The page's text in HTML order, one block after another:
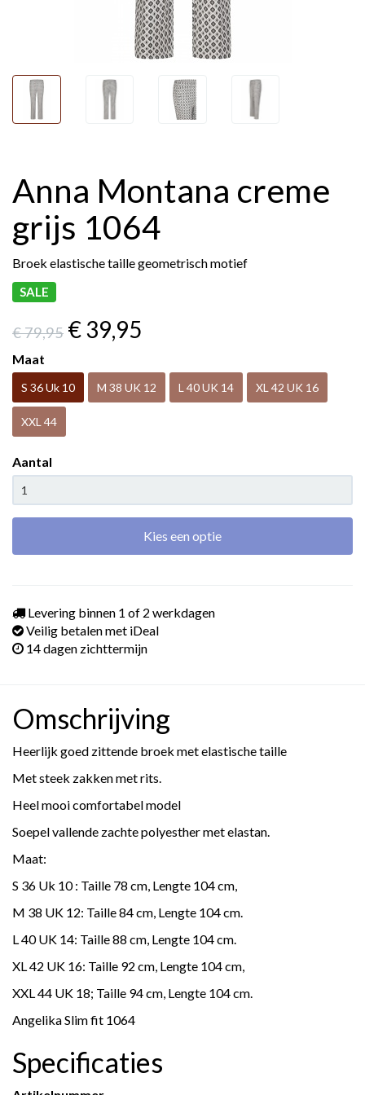
Anna Montana creme
grijs 1064
Broek elastische taille geometrisch motief
SALE
€ 79,95 € 39,95
Maat
S 36 Uk 10 M 38 UK 12 L 40 UK 14 XL 42 UK 16
XXL 44
Aantal
Kies een optie
Levering binnen 1 of 2 werkdagen
Veilig betalen met iDeal
14 dagen zichttermijn
Omschrijving
Heerlijk goed zittende broek met elastische taille
Met steek zakken met rits.
Heel mooi comfortabel model
Soepel vallende zachte polyesther met elastan.
Maat:
S 36 Uk 10 : Taille 78 cm, Lengte 104 cm,
M 38 UK 12: Taille 84 cm, Lengte 104 cm.
L 40 UK 14: Taille 88 cm, Lengte 104 cm.
XL 42 UK 16: Taille 92 cm, Lengte 104 cm,
XXL 44 UK 18; Taille 94 cm, Lengte 104 cm.
Angelika Slim fit 1064
Specificaties